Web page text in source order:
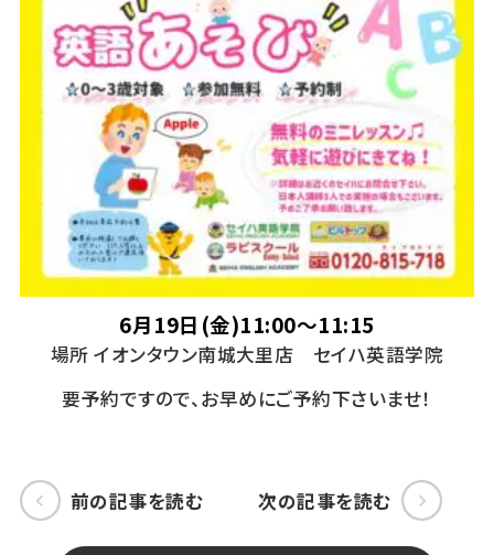
6月19日(金)11:00～11:15
場所 イオンタウン南城大里店 セイハ英語学院
要予約ですので、お早めにご予約下さいませ！
前の記事を読む 次の記事を読む